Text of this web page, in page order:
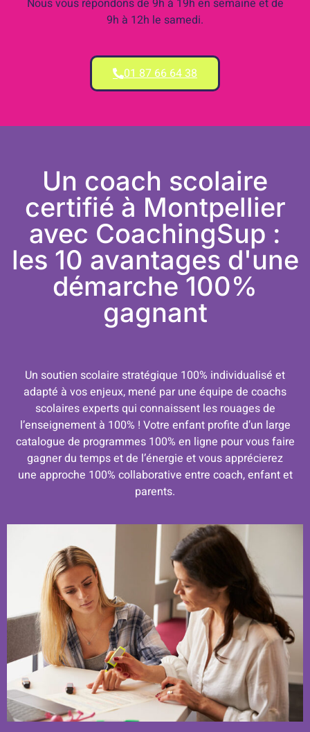
Nous vous répondons de 9h à 19h en semaine et de
9h à 12h le samedi.
01 87 66 64 38
Un coach scolaire
certifié à Montpellier
avec CoachingSup :
les 10 avantages d'une
démarche 100%
gagnant
Un soutien scolaire stratégique 100% individualisé et
adapté à vos enjeux, mené par une équipe de coachs
scolaires experts qui connaissent les rouages de
l’enseignement à 100% ! Votre enfant profite d’un large
catalogue de programmes 100% en ligne pour vous faire
gagner du temps et de l’énergie et vous apprécierez
une approche 100% collaborative entre coach, enfant et
parents.